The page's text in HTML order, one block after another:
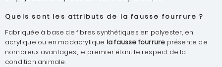
Quels sont les attributs de la fausse fourrure ?
Fabriquée à base de fibres synthétiques en polyester, en
acrylique ou en modacrylique la fausse fourrure présente de
nombreux avantages, le premier étant le respect de la
condition animale.